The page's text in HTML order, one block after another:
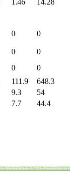
1.46 14.28
0 0
0 0
0
0
111.9
648.3
9.3
54
7.7 44.4